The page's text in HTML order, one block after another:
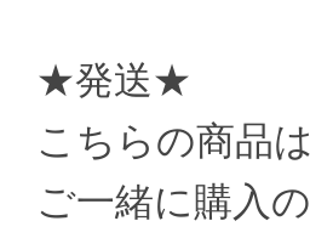
★発送★
こちらの商品
ご一緒に購入